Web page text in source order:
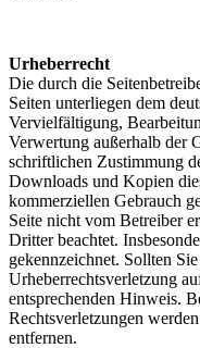
Urheberrecht
Die durch die
Seiten unterliegen dem
Vervielfältigung,
Verwertung außerhalb der
schriftlichen Zustimmung
Downloads und Kopien
kommerziellen Gebrauch
Seite nicht vom Betreiber
Dritter beachtet.
gekennzeichnet. Sollten
Urheberrechtsverletzung
entsprechenden Hinweis.
Rechtsverletzungen
entfernen.